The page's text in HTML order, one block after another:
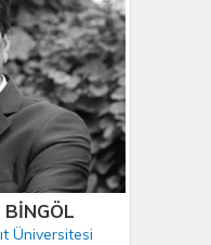
Üniversitesi